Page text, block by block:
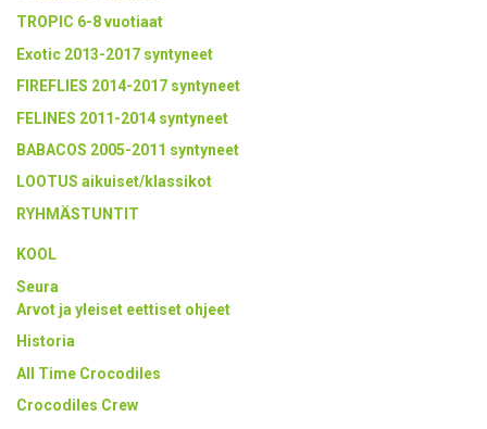
TROPIC 6-8 vuotiaat
Exotic 2013-2017 syntyneet
FIREFLIES 2014-2017 syntyneet
FELINES 2011-2014 syntyneet
BABACOS 2005-2011 syntyneet
LOOTUS aikuiset/klassikot
RYHMÄSTUNTIT
KOOL
Seura
Arvot ja yleiset eettiset ohjeet
Historia
All Time Crocodiles
Crocodiles Crew